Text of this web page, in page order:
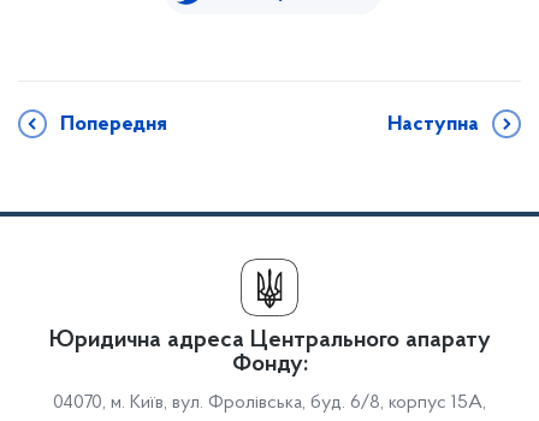
Попередня Наступна
Юридична адреса Центрального апарату
Фонду:
04070, м. Київ, вул. Фролівська, буд. 6/8, корпус 15А,